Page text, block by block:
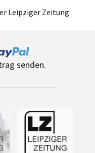
Leipziger Zeitung
senden.